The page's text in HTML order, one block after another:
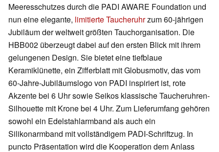
Meeresschutzes durch die PADI AWARE Foundation und
nun eine elegante, limitierte Taucheruhrzum 60-jährigen
Jubiläum der weltweit größten Tauchorganisation. Die
HBB002 überzeugt dabei auf den ersten Blick mit ihrem
gelungenen Design. Sie bietet eine tiefblaue
Keramiklünette, ein Zifferblatt mit Globusmotiv, das vom
60-Jahre-Jubiläumslogo von PADI inspiriert ist, rote
Akzente bei 6 Uhr sowie Seikos klassische Taucheruhren-
Silhouette mit Krone bei 4 Uhr. Zum Lieferumfang gehören
sowohl ein Edelstahlarmband als auch ein
Silikonarmband mit vollständigem PADI-Schriftzug. In
puncto Präsentation wird die Kooperation dem Anlass